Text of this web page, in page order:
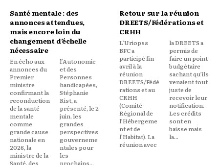
Santé mentale : des
annonces attendues,
mais encore loin du
changement d’échelle
nécessaire
En écho aux
annonces du
Premier
ministre
confirmant la
reconduction
de la santé
mentale
comme
grande cause
nationale en
2026, la
ministre de la
Santé, des
l’Autonomie
et des
Personnes
handicapées,
Stéphanie
Rist, a
présenté, le 2
juin, les
grandes
perspectives
gouverneme
ntales pour
les
prochains...
Retour sur la réunion
DREETS/Fédérations et
CRHH
L’Uriopss
BFC a
participé fin
avril à la
réunion
DREETS/Fédé
rations et au
CRHH
(Comité
Régional de
l’Hébergeme
nt et de
l’Habitat). La
réunion avec
la DREETS a
permis de
faire un point
budgétaire
sachant qu’ils
venaient tout
juste de
recevoir leur
notification.
Les crédits
sont en
baisse mais
la...